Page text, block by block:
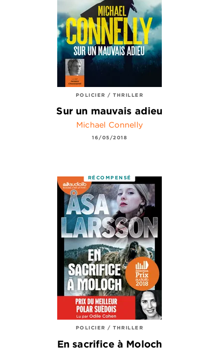
POLICIER / THRILLER
Sur un mauvais adieu
Michael Connelly
16/05/2018
RÉCOMPENSÉ
POLICIER / THRILLER
En sacrifice à Moloch